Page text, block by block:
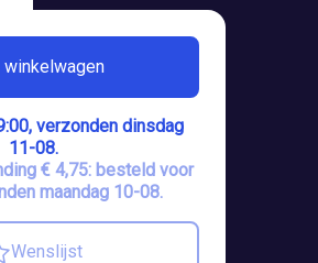
winkelwagen
verzonden dinsdag
11-08.
€ 4,75: besteld voor
maandag 10-08.
Wenslijst